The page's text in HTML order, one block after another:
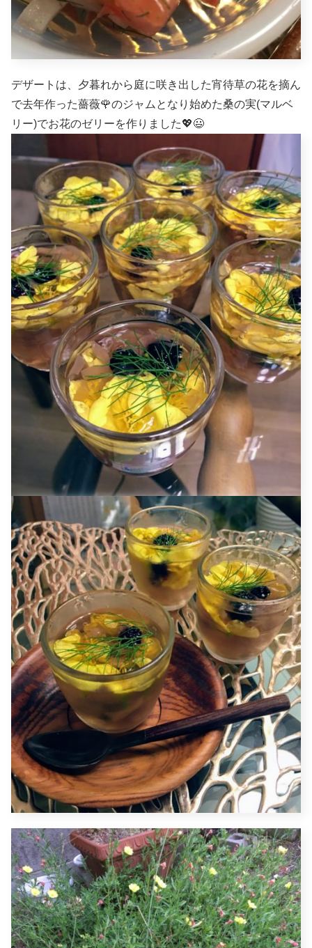
デザートは、夕暮れから庭に咲き出した宵待草の花を摘ん
で去年作った薔薇🌹のジャムとなり始めた桑の実(マルベ
リー)でお花のゼリーを作りました💖😃